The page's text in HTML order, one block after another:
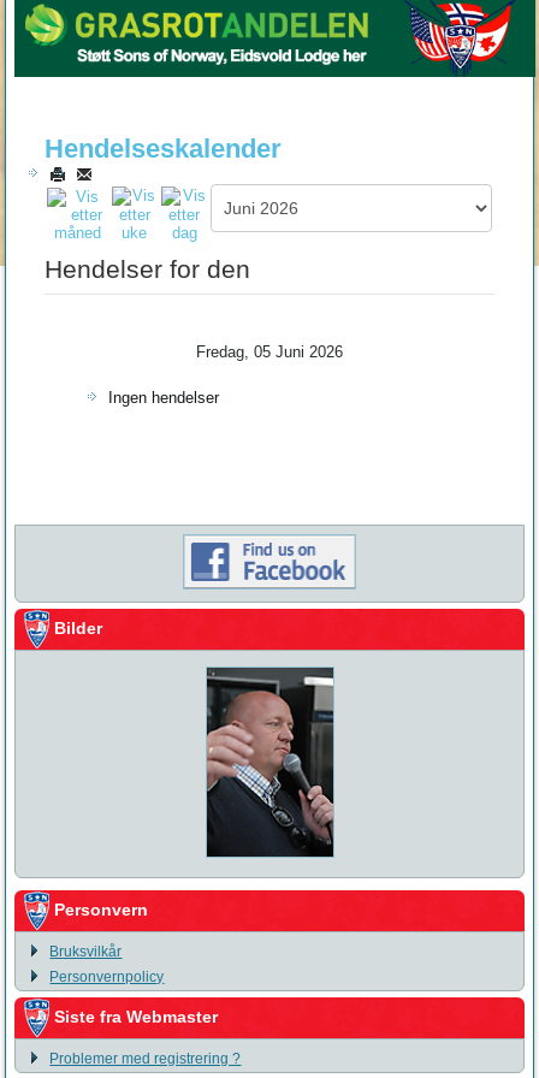
Hendelseskalender
Hendelser for den
Fredag, 05 Juni 2026
Ingen hendelser
Bilder
Personvern
Bruksvilkår
Personvernpolicy
Siste fra Webmaster
Problemer med registrering ?